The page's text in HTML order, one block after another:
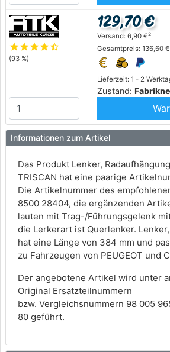
starstarstarstarstar_half
(93 %)
Lieferzeit: 1 - 2
Zustand:
129,70 €
Versand: 6,90 €2
Gesamtpreis: 136,60 €
Informationen zum Artikel
Das Produkt Lenker,
TRISCAN hat eine paarige
Die Artikelnummer des
8500 28404, die ergänzenden
lauten mit Trag-/Führungsgelenk
die Lerkerart ist Querlenker.
hat eine Länge von 384 mm und
zu Fahrzeugen von PEUGEOT und
Der angebotene Artikel wird unter
Original Ersatzteilnummern
bzw. Vergleichsnummern 98 005
80 geführt.